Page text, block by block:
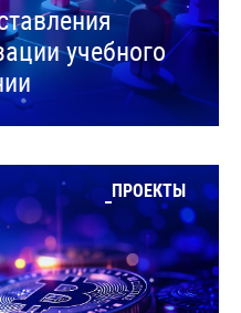
учебного
ПРОЕКТЫ